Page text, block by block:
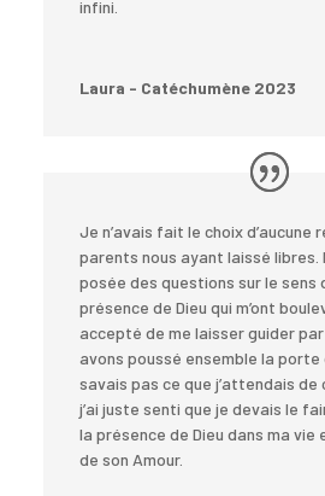
infini.
Laura - Catéchumène 2023
Je n’avais fait le choix d’aucune
parents nous ayant laissé libres.
posée des questions sur le sens
présence de Dieu qui m’ont
accepté de me laisser guider
avons poussé ensemble la porte
savais pas ce que j’attendais
j’ai juste senti que je devais le
la présence de Dieu dans ma vie
de son Amour.